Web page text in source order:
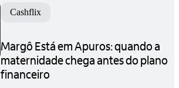
Cashflix
Margô Está em Apuros: quando a
maternidade chega antes do plano
financeiro